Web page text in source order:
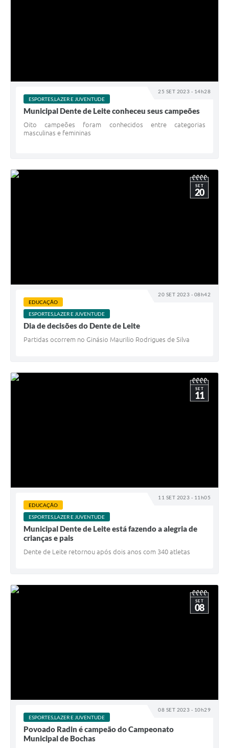
25 SET 2023 - 14h28
ESPORTES,LAZER E JUVENTUDE
Municipal Dente de Leite conheceu seus campeões
Oito campeões foram conhecidos entre categorias
masculinas e femininas
20 SET 2023 - 08h42
SET
20
EDUCAÇÃO
ESPORTES,LAZER E JUVENTUDE
Dia de decisões do Dente de Leite
Partidas ocorrem no Ginásio Maurilio Rodrigues de Silva
11 SET 2023 - 11h05
SET
11
EDUCAÇÃO
ESPORTES,LAZER E JUVENTUDE
Municipal Dente de Leite está fazendo a alegria de
crianças e pais
Dente de Leite retornou após dois anos com 340 atletas
08 SET 2023 - 10h29
SET
08
ESPORTES,LAZER E JUVENTUDE
Povoado Radin é campeão do Campeonato
Municipal de Bochas